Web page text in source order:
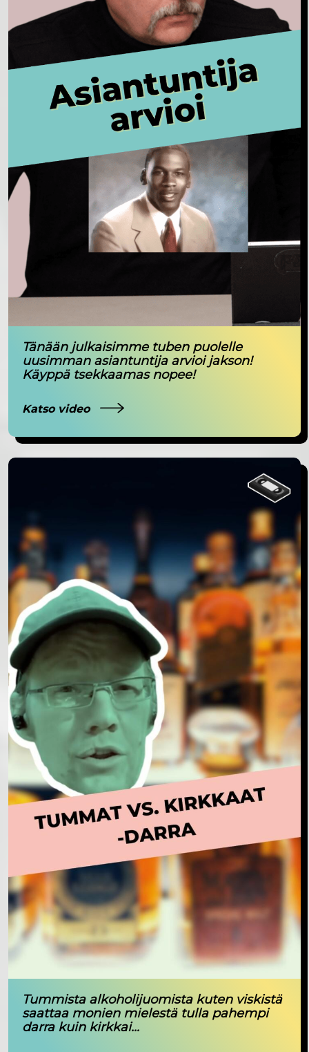
Tänään julkaisimme tuben puolelle
uusimman asiantuntija arvioi jakson!
Käyppä tsekkaamas nopee!
Katso video
Tummista alkoholijuomista kuten viskistä
saattaa monien mielestä tulla pahempi
darra kuin kirkkai...